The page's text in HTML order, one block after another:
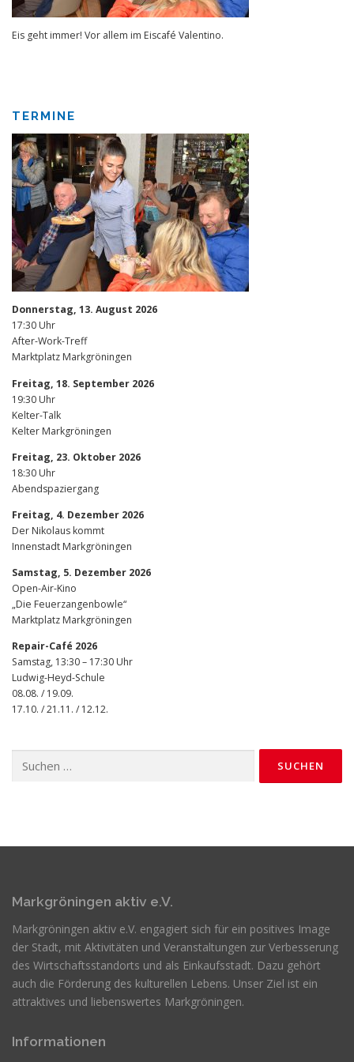
Eis geht immer! Vor allem im Eiscafé Valentino.
TERMINE
Donnerstag, 13. August 2026
17:30 Uhr
After-Work-Treff
Marktplatz Markgröningen
Freitag, 18. September 2026
19:30 Uhr
Kelter-Talk
Kelter Markgröningen
Freitag, 23. Oktober 2026
18:30 Uhr
Abendspaziergang
Freitag, 4. Dezember 2026
Der Nikolaus kommt
Innenstadt Markgröningen
Samstag, 5. Dezember 2026
Open-Air-Kino
„Die Feuerzangenbowle“
Marktplatz Markgröningen
Repair-Café 2026
Samstag, 13:30 – 17:30 Uhr
Ludwig-Heyd-Schule
08.08. / 19.09.
17.10. / 21.11. / 12.12.
nach:
Markgröningen aktiv e.V.
Markgröningen aktiv e.V. engagiert sich für ein positives Image
der Stadt, mit Aktivitäten und Veranstaltungen zur Verbesserung
des Wirtschaftsstandorts und als Einkaufsstadt. Dazu gehört
auch die Förderung des kulturellen Lebens. Unser Ziel ist ein
attraktives und liebenswertes Markgröningen.
Informationen